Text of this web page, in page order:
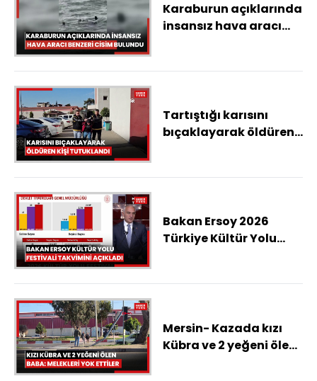
Karaburun açıklarında
insansız hava aracı
Tartıştığı karısını
bıçaklayarak öldüren
Bakan Ersoy 2026
Türkiye Kültür Yolu
Mersin- Kazada kızı
Kübra ve 2 yeğeni ölen